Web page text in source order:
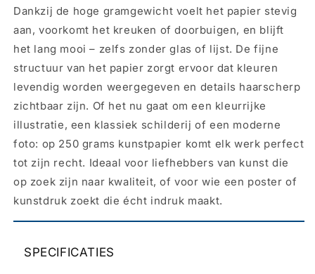
Dankzij de hoge gramgewicht voelt het papier stevig
aan, voorkomt het kreuken of doorbuigen, en blijft
het lang mooi – zelfs zonder glas of lijst. De fijne
structuur van het papier zorgt ervoor dat kleuren
levendig worden weergegeven en details haarscherp
zichtbaar zijn. Of het nu gaat om een kleurrijke
illustratie, een klassiek schilderij of een moderne
foto: op 250 grams kunstpapier komt elk werk perfect
tot zijn recht. Ideaal voor liefhebbers van kunst die
op zoek zijn naar kwaliteit, of voor wie een poster of
kunstdruk zoekt die écht indruk maakt.
SPECIFICATIES